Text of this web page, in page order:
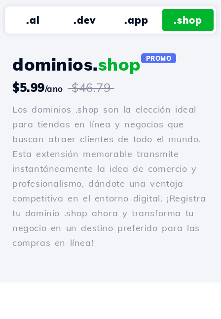
.ai .dev .app .shop
dominios.shop PROMO
$5.99/ano $46.79
Los dominios .shop son la elección ideal
para tiendas en línea y negocios que
buscan atraer clientes de todo el mundo.
Esta extensión memorable transmite
instantáneamente la idea de comercio y
profesionalismo, dándote una ventaja
competitiva en el entorno digital. ¡Registra
tu dominio .shop ahora y transforma tu
negocio en un destino preferido para las
compras en línea!